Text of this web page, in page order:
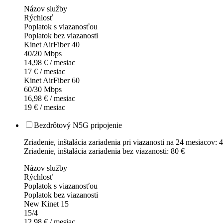
Názov služby
Rýchlosť
Poplatok s viazanosťou
Poplatok bez viazanosti
Kinet AirFiber 40
40/20 Mbps
14,98 € / mesiac
17 € / mesiac
Kinet AirFiber 60
60/30 Mbps
16,98 € / mesiac
19 € / mesiac
Bezdrôtový N5G pripojenie
Zriadenie, inštalácia zariadenia pri viazanosti na 24 mesiacov:
Zriadenie, inštalácia zariadenia bez viazanosti: 80 €
Názov služby
Rýchlosť
Poplatok s viazanosťou
Poplatok bez viazanosti
New Kinet 15
15/4